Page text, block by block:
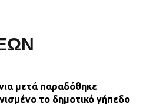
μετά παραδόθηκε
το δημοτικό γήπεδο